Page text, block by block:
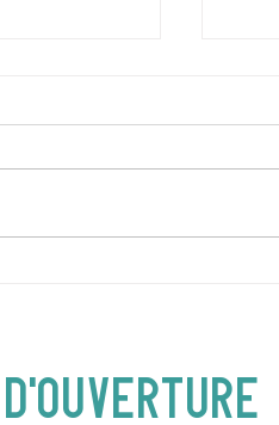
d'ouverture